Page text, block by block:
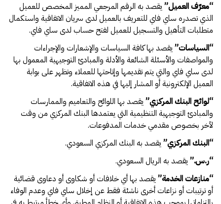
“معرّف العميل” يقصد به الرقم المرجعي المميز المخصص للعميل
الذي تصدره ساي فاي للتعريف بالعميل لدى سريان الاتفاقية واستكمال
متطلبات التأهيل والتسجيل للعميل لفتح حساب لدى ساي فاي.
“السياسات” يقصد بها كافة السياسات والإشعارات والإجراءات
والمواصفات والأسئلة الشائعة والأدلة والمبادئ التوجيهية المعمول بها
لدى ساي فاي والتي يتم تقديمها وإتاحتها للعملاء وتظهر على بوابة
العميل الإلكترونية أو المشار إليها في هذه الاتفاقية.
“لوائح البنك المركزي” يقصد بها اللوائح والتعاميم والممارسات
والمبادئ التوجيهية التنظيمية التي يعتمدها البنك المركزي من وقت
لآخر بخصوص مقدمي خدمات المدفوعات.
“البنك المركزي” يقصد به البنك المركزي السعودي.
“ر.س.” يقصد به الريال السعودي.
“منازعات الخدمة” يقصد بها أي خلافات أو شكاوى أو دعاوى قضائية
أو ترتيبات أو نزاعات أخرى ناشئة فقط عن إخلال ساي فاي وعدم الوفاء